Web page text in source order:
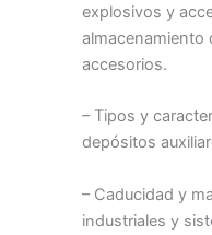
explosivos y
almacenamiento
accesorios.
– Tipos y
depósitos
– Caducidad y
industriales y